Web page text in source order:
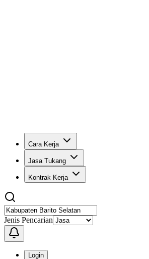
Cara Kerja
Jasa Tukang
Kontrak Kerja
Jenis Pencarian
Login